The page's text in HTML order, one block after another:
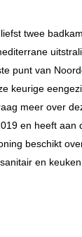
twee
punt van
keurige
meer over
en heeft
beschikt
en